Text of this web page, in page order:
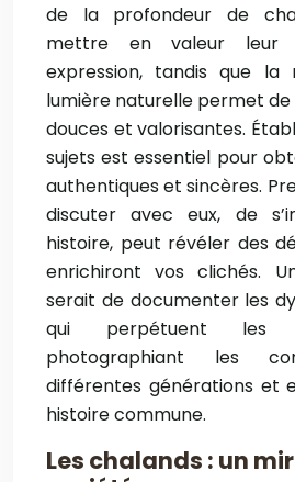
de la profondeur de
mettre en valeur leur
expression, tandis que
lumière naturelle permet
douces et valorisantes.
sujets est essentiel pour
authentiques et sincères.
discuter avec eux, de
histoire, peut révéler des
enrichiront vos clichés.
serait de documenter les
qui perpétuent les
photographiant les
différentes générations et
histoire commune.
Les chalands : un